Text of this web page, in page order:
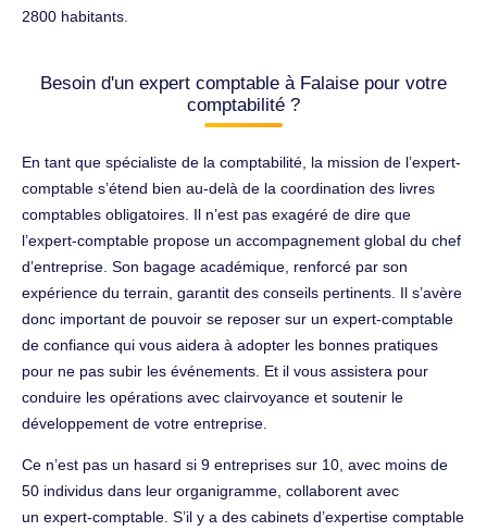
2800 habitants.
Besoin d'un expert comptable à Falaise pour votre
comptabilité ?
En tant que spécialiste de la comptabilité, la mission de l’expert-
comptable s’étend bien au-delà de la coordination des livres
comptables obligatoires. Il n’est pas exagéré de dire que
l’expert-comptable propose un accompagnement global du chef
d’entreprise. Son bagage académique, renforcé par son
expérience du terrain, garantit des conseils pertinents. Il s’avère
donc important de pouvoir se reposer sur un expert-comptable
de confiance qui vous aidera à adopter les bonnes pratiques
pour ne pas subir les événements. Et il vous assistera pour
conduire les opérations avec clairvoyance et soutenir le
développement de votre entreprise.
Ce n’est pas un hasard si 9 entreprises sur 10, avec moins de
50 individus dans leur organigramme, collaborent avec
un expert-comptable. S’il y a des cabinets d’expertise comptable